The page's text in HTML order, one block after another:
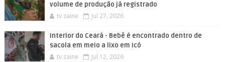
volume de produção já registrado
tv zaine Jul 27, 2026
Interior do Ceará - Bebê é encontrado dentro de
sacola em meio a lixo em Icó
tv zaine Jul 12, 2026